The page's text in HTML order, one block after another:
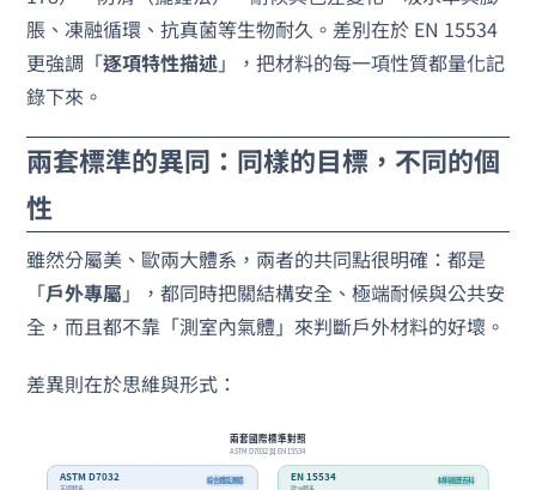
脹、凍融循環、抗真菌等生物耐久。差別在於 EN 15534
更強調「逐項特性描述」，把材料的每一項性質都量化記
錄下來。
兩套標準的異同：同樣的目標，不同的個
性
雖然分屬美、歐兩大體系，兩者的共同點很明確：都是
「戶外專屬 」，都同時把關結構安全、極端耐候與公共安
全，而且都不靠「測室內氣體」來判斷戶外材料的好壞。
差異則在於思維與形式：